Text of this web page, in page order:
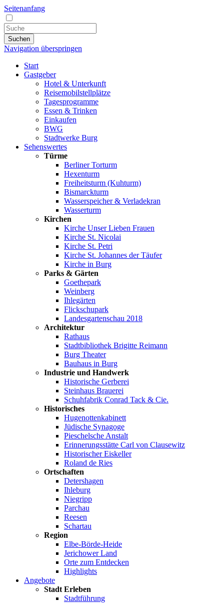
Seitenanfang
Suchen
Navigation überspringen
Start
Gastgeber
Hotel & Unterkunft
Reisemobilstellplätze
Tagesprogramme
Essen & Trinken
Einkaufen
BWG
Stadtwerke Burg
Sehenswertes
Türme
Berliner Torturm
Hexenturm
Freiheitsturm (Kuhturm)
Bismarckturm
Wasserspeicher & Verladekran
Wasserturm
Kirchen
Kirche Unser Lieben Frauen
Kirche St. Nicolai
Kirche St. Petri
Kirche St. Johannes der Täufer
Kirche in Burg
Parks & Gärten
Goethepark
Weinberg
Ihlegärten
Flickschupark
Landesgartenschau 2018
Architektur
Rathaus
Stadtbibliothek Brigitte Reimann
Burg Theater
Bauhaus in Burg
Industrie und Handwerk
Historische Gerberei
Steinhaus Brauerei
Schuhfabrik Conrad Tack & Cie.
Historisches
Hugenottenkabinett
Jüdische Synagoge
Pieschelsche Anstalt
Erinnerungsstätte Carl von Clausewitz
Historischer Eiskeller
Roland de Ries
Ortschaften
Detershagen
Ihleburg
Niegripp
Parchau
Reesen
Schartau
Region
Elbe-Börde-Heide
Jerichower Land
Orte zum Entdecken
Highlights
Angebote
Stadt Erleben
Stadtführung